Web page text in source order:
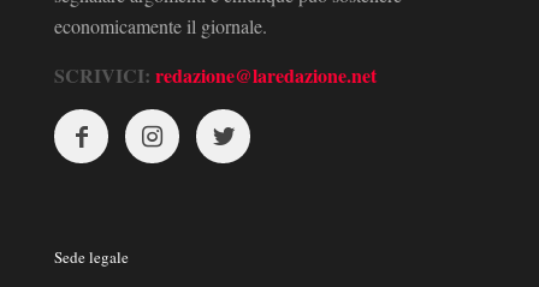
economicamente il giornale.
SCRIVICI: redazione@laredazione.net
Sede legale